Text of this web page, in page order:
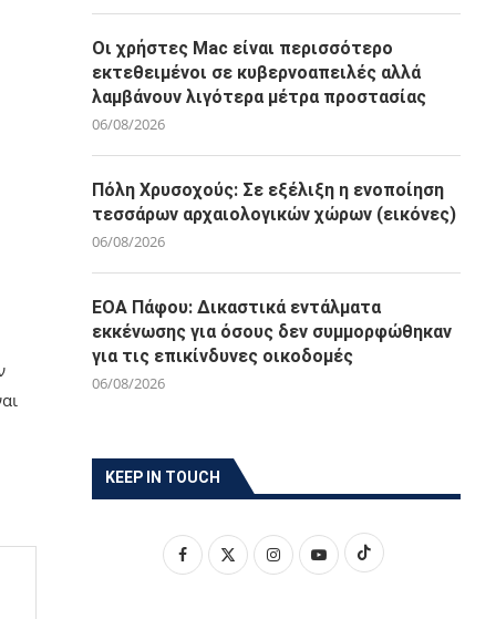
Οι χρήστες Mac είναι περισσότερο
εκτεθειμένοι σε κυβερνοαπειλές αλλά
λαμβάνουν λιγότερα μέτρα προστασίας
06/08/2026
Πόλη Χρυσοχούς: Σε εξέλιξη η ενοποίηση
τεσσάρων αρχαιολογικών χώρων (εικόνες)
06/08/2026
ΕΟΑ Πάφου: Δικαστικά εντάλματα
εκκένωσης για όσους δεν συμμορφώθηκαν
για τις επικίνδυνες οικοδομές
06/08/2026
KEEP IN TOUCH